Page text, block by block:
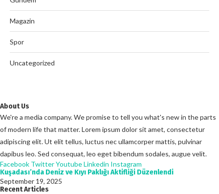
Magazin
Spor
Uncategorized
About Us
We're a media company. We promise to tell you what's new in the parts
of modern life that matter. Lorem ipsum dolor sit amet, consectetur
adipiscing elit. Ut elit tellus, luctus nec ullamcorper mattis, pulvinar
dapibus leo. Sed consequat, leo eget bibendum sodales, augue velit.
Facebook TwitterYoutubeLinkedin Instagram
Kuşadası’nda Deniz ve Kıyı Paklığı Aktifliği Düzenlendi
September 19, 2025
Recent Articles